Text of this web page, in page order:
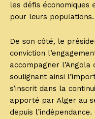
les défis
pour leurs populations.
De son côté, le
conviction
accompagner
soulignant ainsi
s’inscrit dans la
apporté par Alger au
depuis